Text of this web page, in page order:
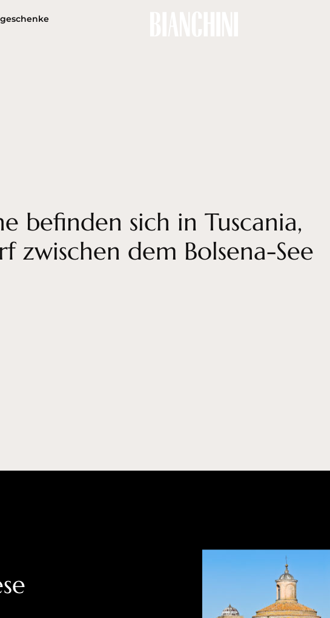
befinden sich in Tuscania,
zwischen dem Bolsena-See